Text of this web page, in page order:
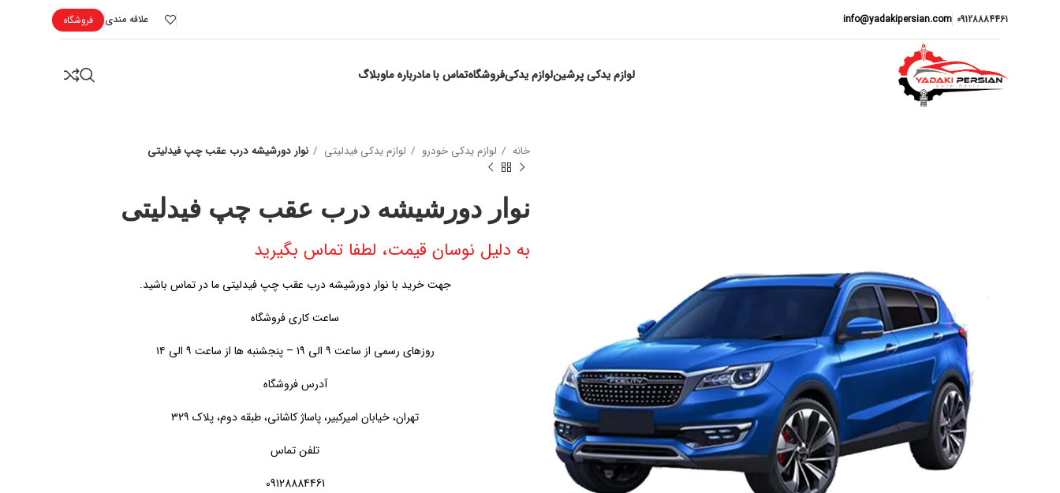
09128884461
info@yadakipersian.com علاقه مندی فروشگاه
لوازم یدکی پرشینلوازم یدکیفروشگاهتماس با مادرباره ماوبلاگ
خانه لوازم یدکی خودرو لوازم یدکی فیدلیتی نوار دورشیشه درب عقب چپ فیدلیتی
نوار دورشیشه درب عقب چپ فیدلیتی
به دلیل نوسان قیمت، لطفا تماس بگیرید
جهت خرید با نوار دورشیشه درب عقب چپ فیدلیتی ما در تماس باشید.
ساعت کاری فروشگاه
روزهای رسمی از ساعت ۹ الی ۱۹ – پنجشنبه ها از ساعت ۹ الی ۱۴
آدرس فروشگاه
تهران، خیابان امیرکبیر، پاساژ کاشانی، طبقه دوم، پلاک ۳۲۹
تلفن تماس
09128884461